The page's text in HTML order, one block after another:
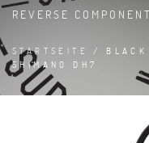
REVERSE
STARTSEITE
/ BLACK
SHIMANO DH7